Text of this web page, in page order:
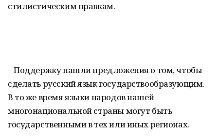
стилистическим правкам.
– Поддержку нашли предложения о том, чтобы
сделать русский язык государствообразующим.
В то же время языки народов нашей
многонациональной страны могут быть
государственными в тех или иных регионах.